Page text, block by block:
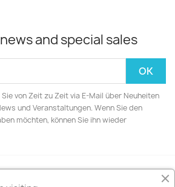
and special sales
von Zeit zu Zeit via E-Mail über Neuheiten
und Veranstaltungen. Wenn Sie den
möchten, können Sie ihn wieder